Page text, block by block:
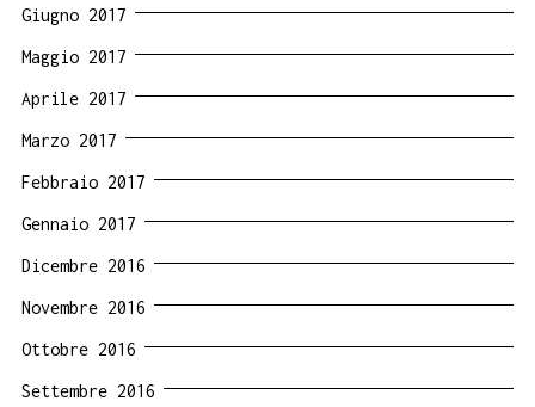
Giugno 2017
Maggio 2017
Aprile 2017
Marzo 2017
Febbraio 2017
Gennaio 2017
Dicembre 2016
Novembre 2016
Ottobre 2016
Settembre 2016